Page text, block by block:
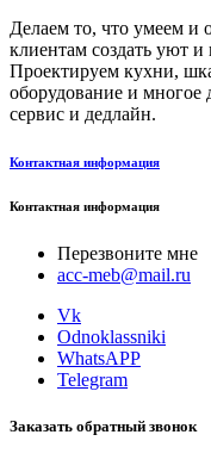
Делаем то, что умеем
клиентам создать уют
Проектируем кухни,
оборудование и многое
сервис и дедлайн.
Контактная информация
Контактная информация
Перезвоните мне
acc-meb@mail.ru
Vk
Odnoklassniki
WhatsAPP
Telegram
Заказать обратный звонок